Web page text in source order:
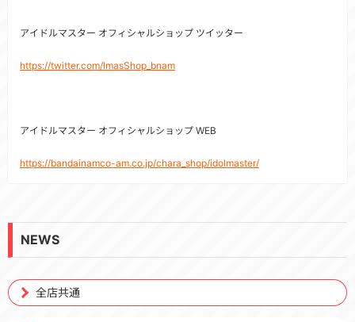
アイドルマスター オフィシャルショップ ツイッター
https://twitter.com/ImasShop_bnam
アイドルマスター オフィシャルショップ WEB
https://bandainamco-am.co.jp/chara_shop/idolmaster/
NEWS
全店共通